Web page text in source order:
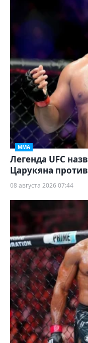
ММА
Легенда UFC
Царукяна
08 августа 2026 07:44